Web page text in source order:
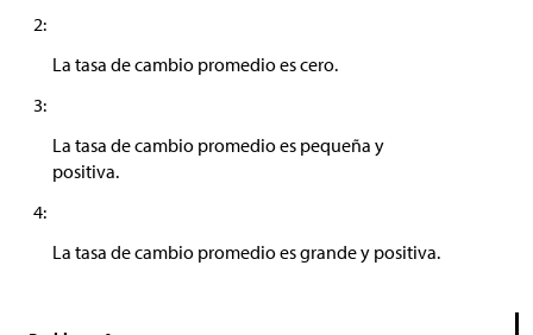
2:
La tasa de cambio promedio es cero.
3:
La tasa de cambio promedio es pequeña y
positiva.
4:
La tasa de cambio promedio es grande y positiva.